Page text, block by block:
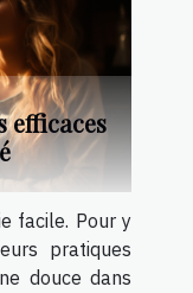
efficaces
facile. Pour y
pratiques
douce dans